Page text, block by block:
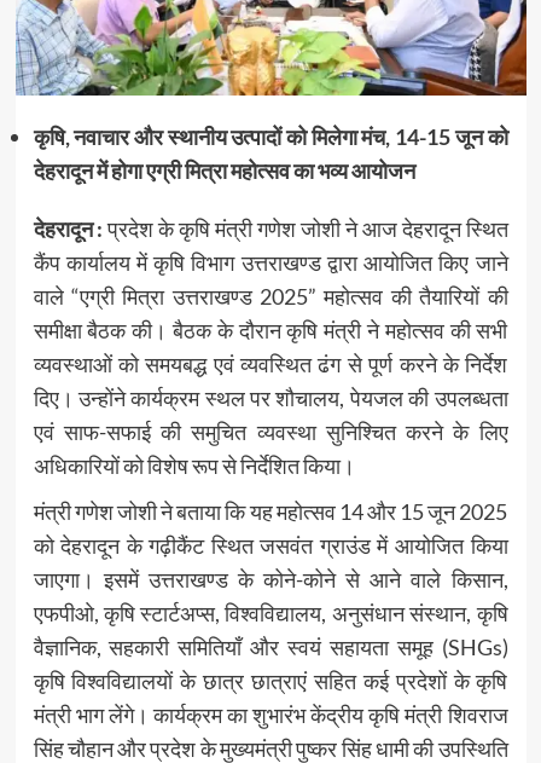
कृषि, नवाचार और स्थानीय उत्पादों को मिलेगा मंच, 14-15 जून को
देहरादून में होगा एग्री मित्रा महोत्सव का भव्य आयोजन
देहरादून :प्रदेश के कृषि मंत्री गणेश जोशी ने आज देहरादून स्थित
कैंप कार्यालय में कृषि विभाग उत्तराखण्ड द्वारा आयोजित किए जाने
वाले “एग्री मित्रा उत्तराखण्ड 2025” महोत्सव की तैयारियों की
समीक्षा बैठक की। बैठक के दौरान कृषि मंत्री ने महोत्सव की सभी
व्यवस्थाओं को समयबद्ध एवं व्यवस्थित ढंग से पूर्ण करने के निर्देश
दिए। उन्होंने कार्यक्रम स्थल पर शौचालय, पेयजल की उपलब्धता
एवं साफ-सफाई की समुचित व्यवस्था सुनिश्चित करने के लिए
अधिकारियों को विशेष रूप से निर्देशित किया।
मंत्री गणेश जोशी ने बताया कि यह महोत्सव 14 और 15 जून 2025
को देहरादून के गढ़ीकैंट स्थित जसवंत ग्राउंड में आयोजित किया
जाएगा। इसमें उत्तराखण्ड के कोने-कोने से आने वाले किसान,
एफपीओ, कृषि स्टार्टअप्स, विश्वविद्यालय, अनुसंधान संस्थान, कृषि
वैज्ञानिक, सहकारी समितियाँ और स्वयं सहायता समूह (SHGs)
कृषि विश्वविद्यालयों के छात्र छात्राएं सहित कई प्रदेशों के कृषि
मंत्री भाग लेंगे। कार्यक्रम का शुभारंभ केंद्रीय कृषि मंत्री शिवराज
सिंह चौहान और प्रदेश के मुख्यमंत्री पुष्कर सिंह धामी की उपस्थिति